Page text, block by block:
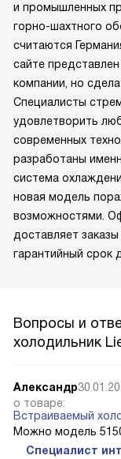
и промышленных
горно-шахтного
считаются
сайте
компании, но
Специалисты
удовлетворить
современных
разработаны
система
новая модель
возможностями.
доставляет
гарантийный срок
Вопросы и
холодильник
Александр
о товаре:
Встраиваемый
Можно модель
Специалист